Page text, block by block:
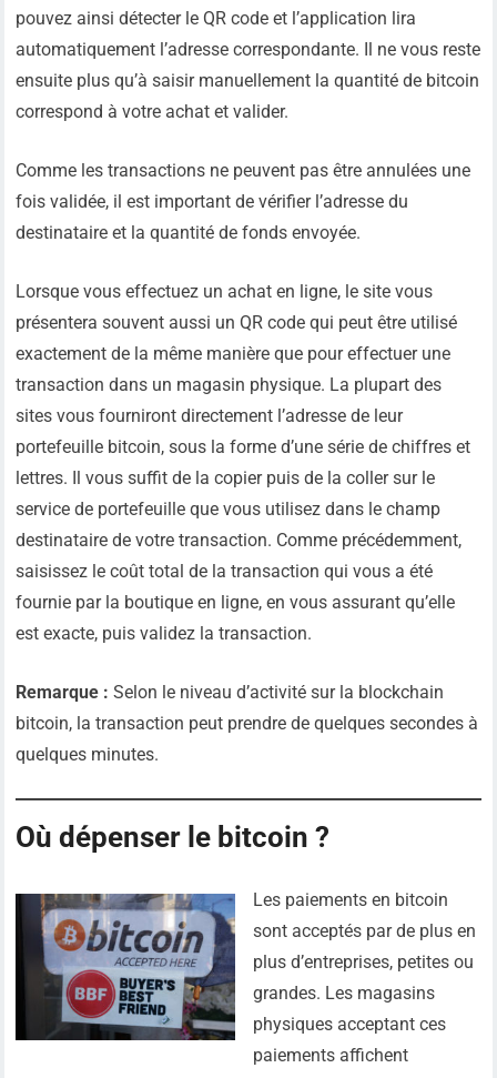
pouvez ainsi détecter le QR code et l’application lira
automatiquement l’adresse correspondante. Il ne vous reste
ensuite plus qu’à saisir manuellement la quantité de bitcoin
correspond à votre achat et valider.
Comme les transactions ne peuvent pas être annulées une
fois validée, il est important de vérifier l’adresse du
destinataire et la quantité de fonds envoyée.
Lorsque vous effectuez un achat en ligne, le site vous
présentera souvent aussi un QR code qui peut être utilisé
exactement de la même manière que pour effectuer une
transaction dans un magasin physique. La plupart des
sites vous fourniront directement l’adresse de leur
portefeuille bitcoin, sous la forme d’une série de chiffres et
lettres. Il vous suffit de la copier puis de la coller sur le
service de portefeuille que vous utilisez dans le champ
destinataire de votre transaction. Comme précédemment,
saisissez le coût total de la transaction qui vous a été
fournie par la boutique en ligne, en vous assurant qu’elle
est exacte, puis validez la transaction.
Remarque : Selon le niveau d’activité sur la blockchain
bitcoin, la transaction peut prendre de quelques secondes à
quelques minutes.
Où dépenser le bitcoin ?
Les paiements en bitcoin
sont acceptés par de plus en
plus d’entreprises, petites ou
grandes. Les magasins
physiques acceptant ces
paiements affichent